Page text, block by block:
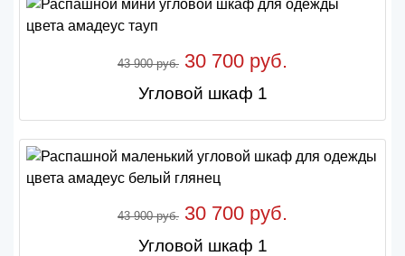
43 900 руб. 30 700 руб.
Угловой шкаф 1
43 900 руб. 30 700 руб.
Угловой шкаф 1